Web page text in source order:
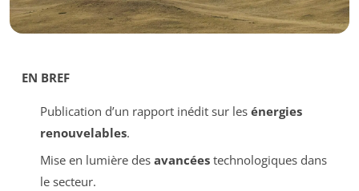
EN BREF
Publication d’un rapport inédit sur les énergies
renouvelables.
Mise en lumière des avancéestechnologiques dans
le secteur.